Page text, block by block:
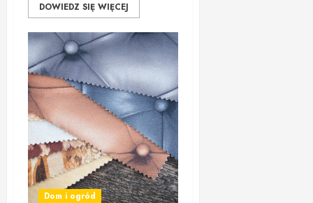
DOWIEDZ SIĘ WIĘCEJ
Dom i ogród